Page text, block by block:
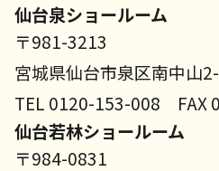
仙台泉ショールーム
〒981-3213
宮城県仙台市泉区南中山
TEL 0120-153-008 FAX
仙台若林ショールーム
〒984-0831